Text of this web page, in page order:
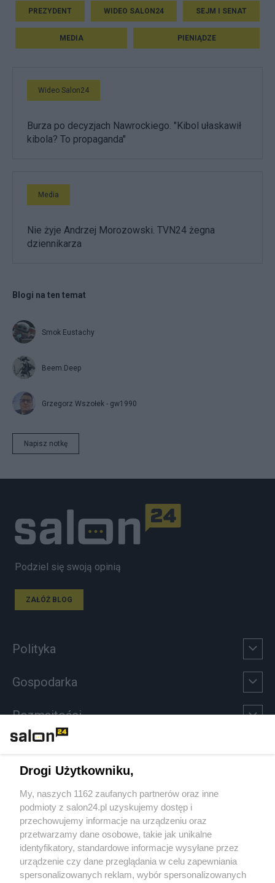
PREZYDENT WIDEO SALON24 SEJM I SENAT
MEDIA PIENIĄDZE
Wideo Salon24
Burza po decyzjach Nawrockiego. "Kibol ułaskawił
kibola? To propaganda"
Media
Nie żyje Andrzej Morozowski. TVN24 żegna
dziennikarza
Blogi na ten temat
Smok Eustachy
Beem.Deep
Grzegorz Wszołek - gw1990
Napisz notkę
Podziel się swoją opinią
ZAŁÓŻ BLOG
Polityka
Gospodarka
Rozmaitości
Sport
Społeczeństwo
Kultura
Drogi Użytkowniku,
My, naszych 1162 zaufanych partnerów oraz inne
podmioty z salon24.pl uzyskujemy dostęp i
przechowujemy informacje na urządzeniu oraz
przetwarzamy dane osobowe, takie jak unikalne
identyfikatory, standardowe informacje wysyłane przez
urządzenie czy dane przeglądania w celu zapewniania
spersonalizowanych reklam, wybór spersonalizowanych